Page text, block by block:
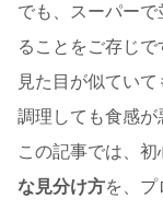
でも、スーパー
ることをご存じで
見た目が似ていて
調理しても食感
この記事では、
な見分け方を、プ